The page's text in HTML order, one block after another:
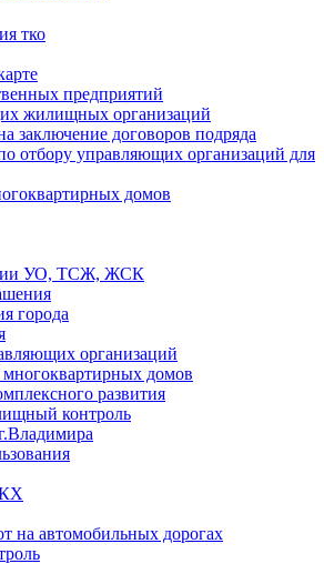
тко
предприятий
жилищных организаций
заключение договоров подряда
отбору управляющих организаций для
домов
УО, ТСЖ, ЖСК
города
организаций
домов
развития
контроль
на автомобильных дорогах